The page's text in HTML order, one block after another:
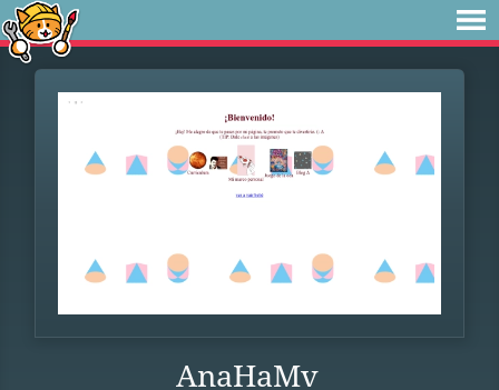
AnaHaMv